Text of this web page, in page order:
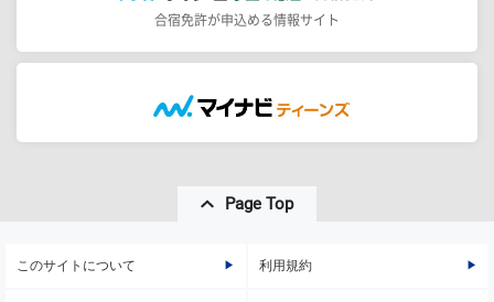
合宿免許が申込める情報サイト
Page Top
このサイトについて 利用規約